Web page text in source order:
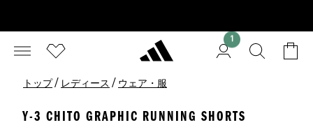
1
トップ / レディース / ウェア・服
Y-3 CHITO GRAPHIC RUNNING SHORTS